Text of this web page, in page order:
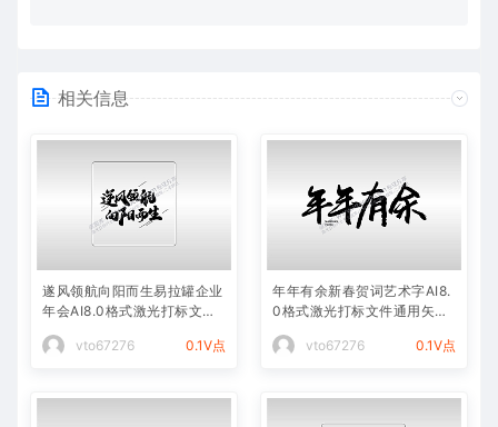
相关信息
遂风领航向阳而生易拉罐企业
年会AI8.0格式激光打标文件
vto67276
0.1V点
年年有余新春贺词艺术字AI8.
0格式激光打标文件通用矢量
vto67276
0.1V点